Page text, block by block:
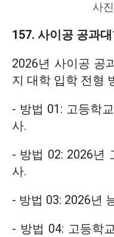
사
157. 사이공 공과
2026년 사이공 공
지 대학 입학 전형
- 방법 01: 고등학
사.
- 방법 02: 2026년
사.
- 방법 03: 2026년
- 방법 04: 고등학